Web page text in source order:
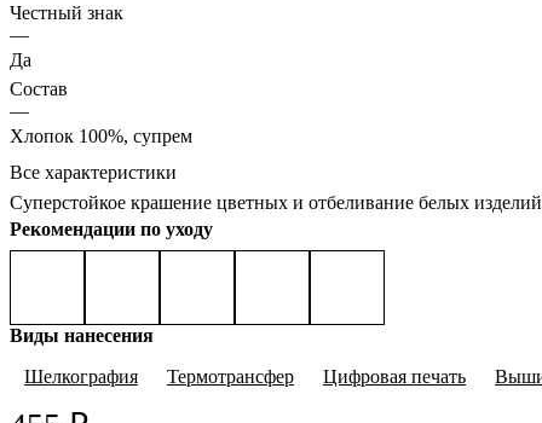
Честный знак
—
Да
Состав
—
Хлопок 100%, супрем
Все характеристики
Суперстойкое крашение цветных и отбеливание белых
Рекомендации по уходу
Виды нанесения
Шелкография
Термотрансфер Цифровая печать